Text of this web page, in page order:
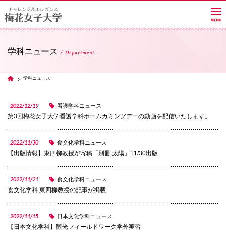
学科ニュース Department
TOP 学科ニュース
2022/12/19 看護学科ニュース
第3回梅花女子大学看護学科ホームカミングデーの動画を配信いたします。
2022/11/30 食文化学科ニュース
【出版情報】東四柳教授が寄稿「別冊 太陽」11/30出版
2022/11/21 食文化学科ニュース
食文化学科 東四柳教授の記事が掲載
2022/11/15 日本文化学科ニュース
【日本文化学科】観光フィールドワーク学外実習